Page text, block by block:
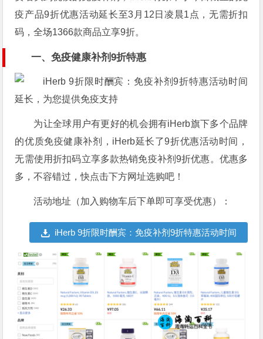
疫产品9折优惠活动延长至3月12日凌晨1点，无需折扣
码，全场1366款商品立享9折。
一、免疫健康补剂9折特惠
为让全球用户有更好的机会拥有iHerb旗下多个品牌
的优质免疫健康补剂，iHerb延长了9折优惠活动时间，
无需使用折扣码立享多款热销免疫补剂9折优惠。优惠多
多，不容错过，快点击下方网址选购吧！
活动地址（加入购物车后下单即可享受优惠）：
iHerb 9折限时酬宾：免疫补剂9折特惠活动时间
延长，为您提供免疫支持